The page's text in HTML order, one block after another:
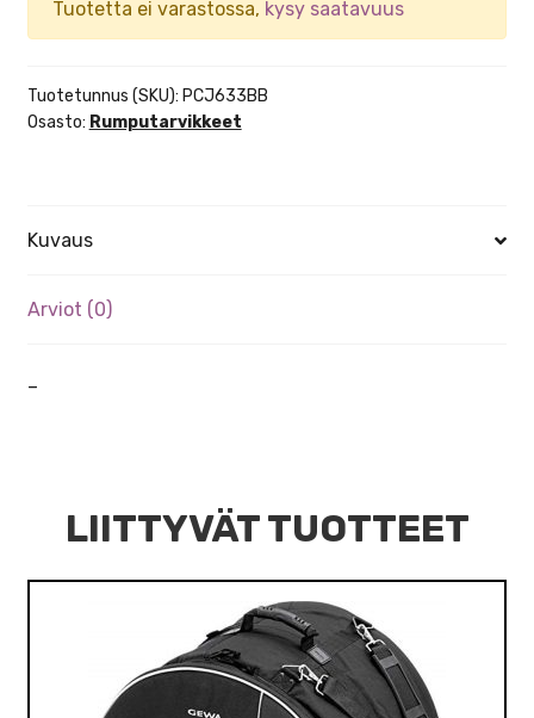
Tuotetta ei varastossa, kysy saatavuus
Tuotetunnus (SKU): PCJ633BB
Osasto: Rumputarvikkeet
Kuvaus
Arviot (0)
–
LIITTYVÄT TUOTTEET